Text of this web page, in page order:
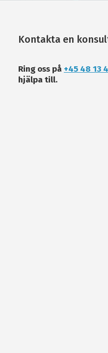
Kontakta en
Ring oss på +45 48 13
hjälpa till.